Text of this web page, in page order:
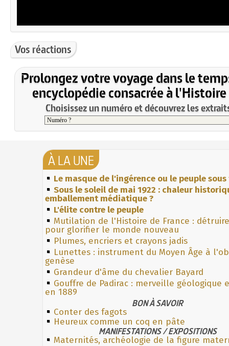
Vos réactions
Prolongez votre voyage dans le
encyclopédie consacrée à l'Histoire
Choisissez un numéro et découvrez les
À LA UNE
Le masque de l'ingérence ou le peuple
Sous le soleil de mai 1922 : chaleur
emballement médiatique ?
L'élite contre le peuple
Mutilation de l'Histoire de France :
pour glorifier le monde nouveau
Plumes, encriers et crayons jadis
Lunettes : instrument du Moyen Âge à
genèse
Grandeur d'âme du chevalier Bayard
Gouffre de Padirac : merveille géologique
en 1889
BON À SAVOIR
Conter des fagots
Heureux comme un coq en pâte
MANIFESTATIONS / EXPOSITIONS
Maternités, archéologie de la figure